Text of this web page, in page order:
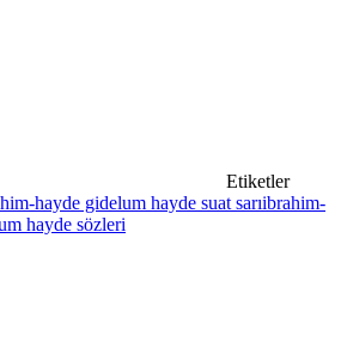
Etiketler
hayde gidelum hayde suat sarıibrahim-
hayde sözleri